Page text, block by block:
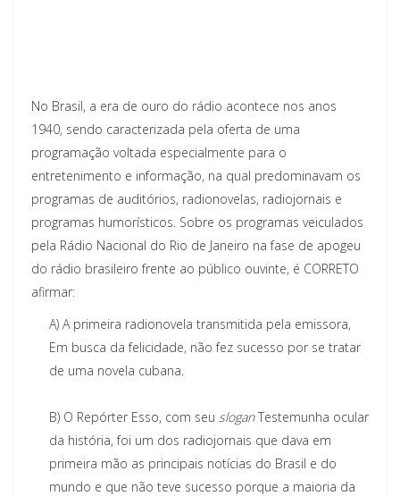
No Brasil, a era de ouro do rádio acontece nos anos
1940, sendo caracterizada pela oferta de uma
programação voltada especialmente para o
entretenimento e informação, na qual predominavam os
programas de auditórios, radionovelas, radiojornais e
programas humorísticos. Sobre os programas veiculados
pela Rádio Nacional do Rio de Janeiro na fase de apogeu
do rádio brasileiro frente ao público ouvinte, é CORRETO
afirmar:
A) A primeira radionovela transmitida pela emissora,
Em busca da felicidade, não fez sucesso por se tratar
de uma novela cubana.
B) O Repórter Esso, com seu sloganTestemunha ocular
da história, foi um dos radiojornais que dava em
primeira mão as principais notícias do Brasil e do
mundo e que não teve sucesso porque a maioria da